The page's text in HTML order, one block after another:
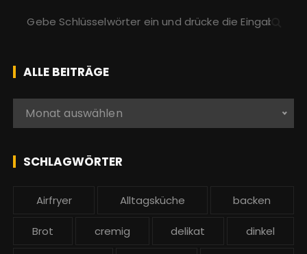
h
e
n
c
:
ALLE BEITRÄGE
e
Monat auswählen
SCHLAGWÖRTER
Airfryer Alltagsküche backen
Brot cremig delikat dinkel